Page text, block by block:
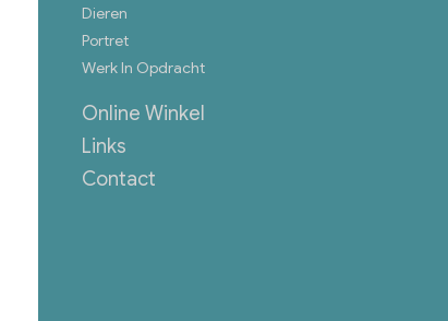
Dieren
Portret
Werk In Opdracht
Online Winkel
Links
Contact